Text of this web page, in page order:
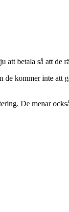
att betala så att de
kommer inte att
De menar